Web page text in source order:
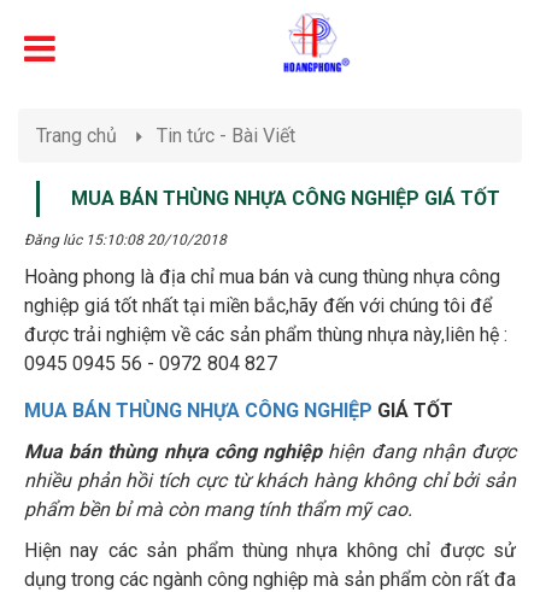
Trang chủ Tin tức - Bài Viết
MUA BÁN THÙNG NHỰA CÔNG NGHIỆP GIÁ TỐT
Đăng lúc 15:10:08 20/10/2018
Hoàng phong là địa chỉ mua bán và cung thùng nhựa công
nghiệp giá tốt nhất tại miền bắc,hãy đến với chúng tôi để
được trải nghiệm về các sản phẩm thùng nhựa này,liên hệ :
0945 0945 56 - 0972 804 827
MUA BÁN THÙNG NHỰA CÔNG NGHIỆP GIÁ TỐT
Mua bán thùng nhựa công nghiệphiện đang nhận được
nhiều phản hồi tích cực từ khách hàng không chỉ bởi sản
phẩm bền bỉ mà còn mang tính thẩm mỹ cao.
Hiện nay các sản phẩm thùng nhựa không chỉ được sử
dụng trong các ngành công nghiệp mà sản phẩm còn rất đa